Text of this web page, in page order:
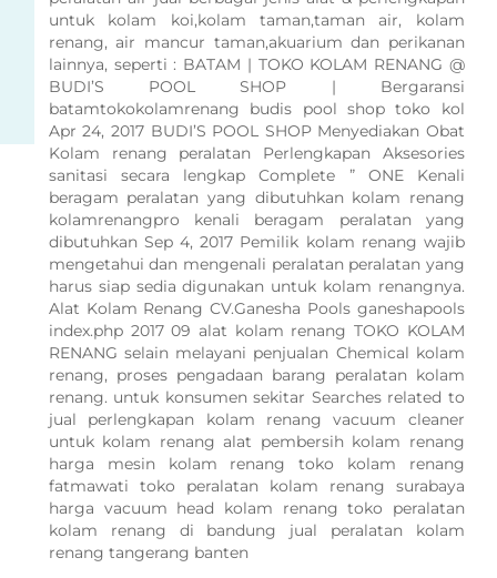
untuk kolam koi,kolam taman,taman air, kolam
renang, air mancur taman,akuarium dan perikanan
lainnya, seperti : BATAM | TOKO KOLAM RENANG @
BUDI’S POOL SHOP | Bergaransi
batamtokokolamrenang budis pool shop toko kol
Apr 24, 2017 BUDI’S POOL SHOP Menyediakan Obat
Kolam renang peralatan Perlengkapan Aksesories
sanitasi secara lengkap Complete ” ONE Kenali
beragam peralatan yang dibutuhkan kolam renang
kolamrenangpro kenali beragam peralatan yang
dibutuhkan Sep 4, 2017 Pemilik kolam renang wajib
mengetahui dan mengenali peralatan peralatan yang
harus siap sedia digunakan untuk kolam renangnya.
Alat Kolam Renang CV.Ganesha Pools ganeshapools
index.php 2017 09 alat kolam renang TOKO KOLAM
RENANG selain melayani penjualan Chemical kolam
renang, proses pengadaan barang peralatan kolam
renang. untuk konsumen sekitar Searches related to
jual perlengkapan kolam renang vacuum cleaner
untuk kolam renang alat pembersih kolam renang
harga mesin kolam renang toko kolam renang
fatmawati toko peralatan kolam renang surabaya
harga vacuum head kolam renang toko peralatan
kolam renang di bandung jual peralatan kolam
renang tangerang banten